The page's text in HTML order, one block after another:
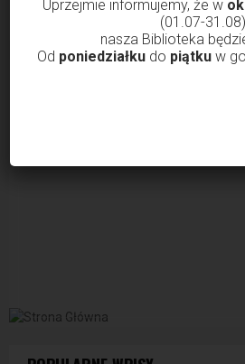
ZAŁADUJ WIĘCEJ
Uprzejmie informujemy, że w
(01.07-31.08)
nasza Biblioteka
Od poniedziałkudo piątkuw